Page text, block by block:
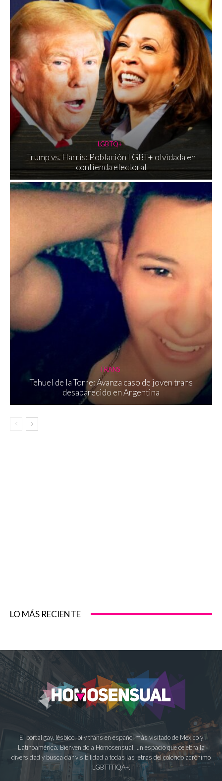
LGBTQ+
Trump vs. Harris: Población LGBT+ olvidada en
contienda electoral
TRANS
Tehuel de la Torre: Avanza caso de joven trans
desaparecido en Argentina
LO MÁS RECIENTE
El portal gay, lésbico, bi y trans en español más visitado de México y
Latinoamérica. Bienvenido a Homosensual, un espacio que celebra la
diversidad y busca dar visibilidad a todas las letras del colorido acrónimo
LGBTTTIQA+.